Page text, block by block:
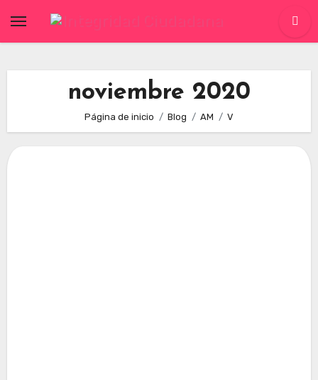
noviembre 2020
Página de inicio Blog AM V